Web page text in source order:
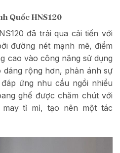
Quốc HNS120
đã trải qua cải tiến với
đường nét mạnh mẽ, điểm
cao vào công năng sử dụng
dáng rộng hơn, phản ánh sự
ứng nhu cầu ngồi nhiều
ghế được chăm chút với
tỉ mỉ, tạo nên một tác